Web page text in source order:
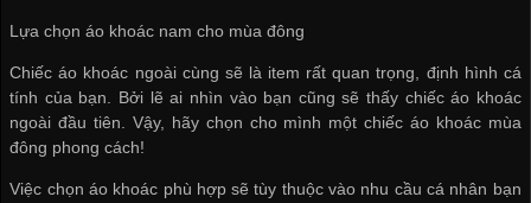
Lựa chọn áo khoác nam cho mùa đông
Chiếc áo khoác ngoài cùng sẽ là item rất quan trọng, định hình cá
tính của bạn. Bởi lẽ ai nhìn vào bạn cũng sẽ thấy chiếc áo khoác
ngoài đầu tiên. Vậy, hãy chọn cho mình một chiếc áo khoác mùa
đông phong cách!
Việc chọn áo khoác phù hợp sẽ tùy thuộc vào nhu cầu cá nhân bạn